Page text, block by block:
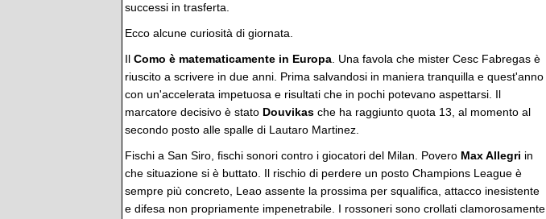
successi in trasferta.
Ecco alcune curiosità di giornata.
Il Como è matematicamente in Europa . Una favola che mister Cesc Fabregas è
riuscito a scrivere in due anni. Prima salvandosi in maniera tranquilla e quest'anno
con un'accelerata impetuosa e risultati che in pochi potevano aspettarsi. Il
marcatore decisivo è stato Douvikas che ha raggiunto quota 13, al momento al
secondo posto alle spalle di Lautaro Martinez.
Fischi a San Siro, fischi sonori contro i giocatori del Milan. Povero Max Allegri in
che situazione si è buttato. Il rischio di perdere un posto Champions League è
sempre più concreto, Leao assente la prossima per squalifica, attacco inesistente
e difesa non propriamente impenetrabile. I rossoneri sono crollati clamorosamente.